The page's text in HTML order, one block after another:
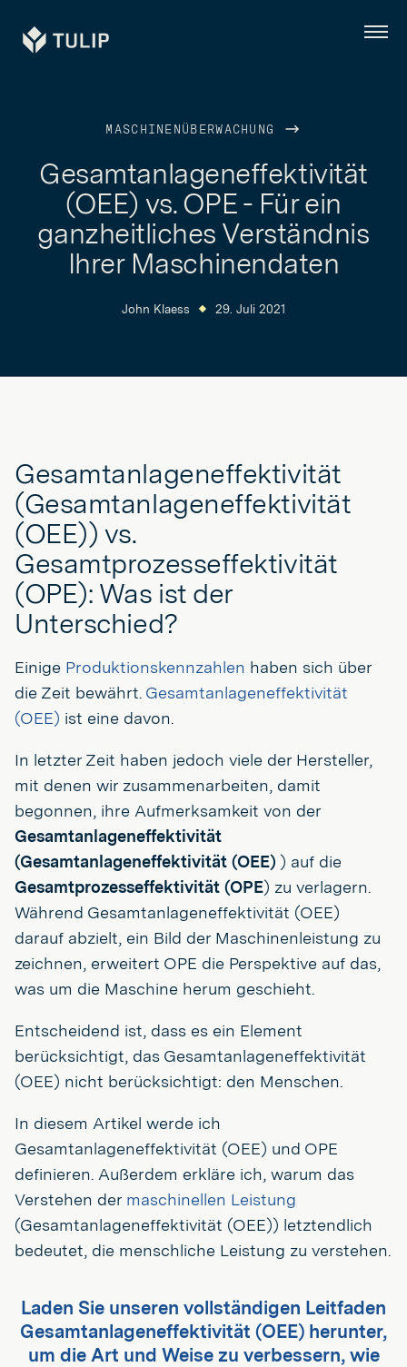
Tulip Menü
MASCHINENÜBERWACHUNG
Gesamtanlageneffektivität
(OEE) vs. OPE - Für ein
ganzheitliches Verständnis
Ihrer Maschinendaten
John Klaess 29. Juli 2021
Gesamtanlageneffektivität
(Gesamtanlageneffektivität
(OEE)) vs.
Gesamtprozesseffektivität
(OPE): Was ist der
Unterschied?
Einige Produktionskennzahlen haben sich über
die Zeit bewährt. Gesamtanlageneffektivität
(OEE) ist eine davon.
In letzter Zeit haben jedoch viele der Hersteller,
mit denen wir zusammenarbeiten, damit
begonnen, ihre Aufmerksamkeit von der
Gesamtanlageneffektivität
(Gesamtanlageneffektivität (OEE) ) auf die
Gesamtprozesseffektivität (OPE) zu verlagern.
Während Gesamtanlageneffektivität (OEE)
darauf abzielt, ein Bild der Maschinenleistung zu
zeichnen, erweitert OPE die Perspektive auf das,
was um die Maschine herum geschieht.
Entscheidend ist, dass es ein Element
berücksichtigt, das Gesamtanlageneffektivität
(OEE) nicht berücksichtigt: den Menschen.
In diesem Artikel werde ich
Gesamtanlageneffektivität (OEE) und OPE
definieren. Außerdem erkläre ich, warum das
Verstehen der maschinellen Leistung
(Gesamtanlageneffektivität (OEE)) letztendlich
bedeutet, die menschliche Leistung zu verstehen.
Laden Sie unseren vollständigen Leitfaden
Gesamtanlageneffektivität (OEE) herunter,
um die Art und Weise zu verbessern, wie